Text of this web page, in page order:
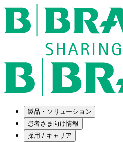
製品・ソリューション
患者さま向け情報
採用 / キャリア